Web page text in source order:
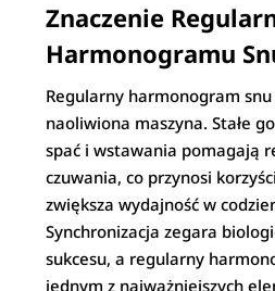
Znaczenie
Harmonogramu
Regularny harmonogram snu
naoliwiona maszyna. Stałe
spać i wstawania pomagają
czuwania, co przynosi
zwiększa wydajność w
Synchronizacja zegara
sukcesu, a regularny
jednym z najważniejszych